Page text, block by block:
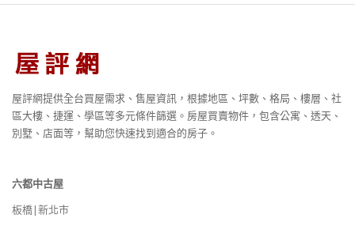
屋評網提供全台買屋需求、售屋資訊，根據地區、坪數、格局、樓層、社
區大樓、捷運、學區等多元條件篩選。房屋買賣物件，包含公寓、透天、
別墅、店面等，幫助您快速找到適合的房子。
六都中古屋
板橋|新北市